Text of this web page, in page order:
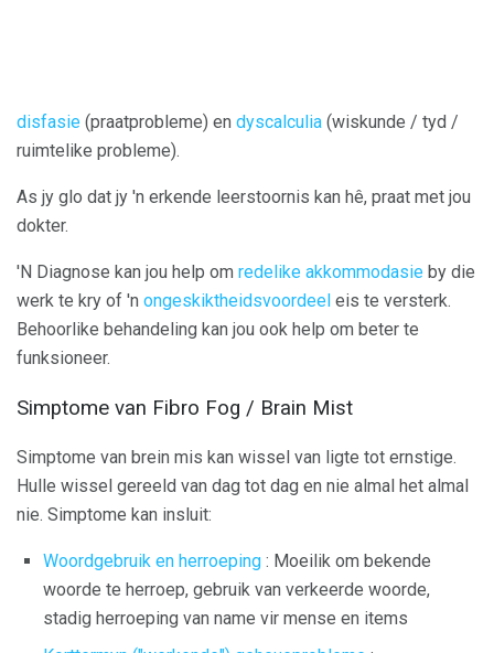
disfasie (praatprobleme) en dyscalculia (wiskunde / tyd /
ruimtelike probleme).
As jy glo dat jy 'n erkende leerstoornis kan hê, praat met jou
dokter.
'N Diagnose kan jou help om redelike akkommodasie by die
werk te kry of 'n ongeskiktheidsvoordeel eis te versterk.
Behoorlike behandeling kan jou ook help om beter te
funksioneer.
Simptome van Fibro Fog / Brain Mist
Simptome van brein mis kan wissel van ligte tot ernstige.
Hulle wissel gereeld van dag tot dag en nie almal het almal
nie. Simptome kan insluit:
Woordgebruik en herroeping : Moeilik om bekende
woorde te herroep, gebruik van verkeerde woorde,
stadig herroeping van name vir mense en items